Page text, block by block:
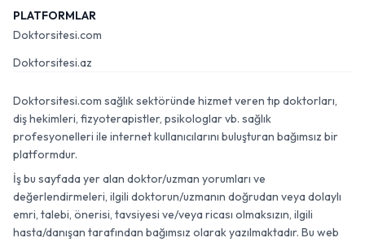
PLATFORMLAR
Doktorsitesi.com
Doktorsitesi.az
Doktorsitesi.com sağlık sektöründe hizmet veren tıp doktorları,
diş hekimleri, fizyoterapistler, psikologlar vb. sağlık
profesyonelleri ile internet kullanıcılarını buluşturan bağımsız bir
platformdur.
İş bu sayfada yer alan doktor/uzman yorumları ve
değerlendirmeleri, ilgili doktorun/uzmanın doğrudan veya dolaylı
emri, talebi, önerisi, tavsiyesi ve/veya ricası olmaksızın, ilgili
hasta/danışan tarafından bağımsız olarak yazılmaktadır. Bu web